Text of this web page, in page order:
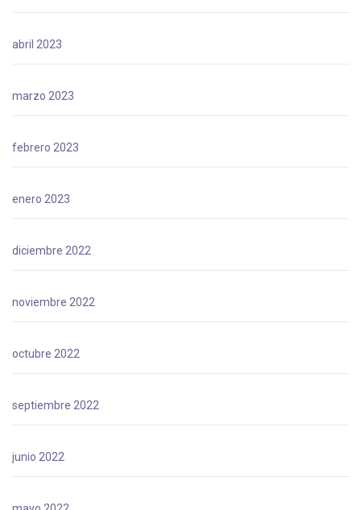
abril 2023
marzo 2023
febrero 2023
enero 2023
diciembre 2022
noviembre 2022
octubre 2022
septiembre 2022
junio 2022